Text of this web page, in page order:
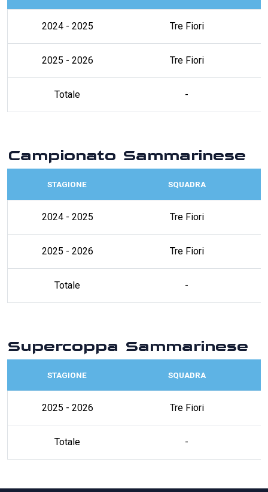
2024 - 2025 Tre Fiori
2025 - 2026 Tre Fiori
Totale -
Campionato Sammarinese
STAGIONE SQUADRA
2024 - 2025 Tre Fiori
2025 - 2026 Tre Fiori
Totale -
Supercoppa Sammarinese
STAGIONE SQUADRA
2025 - 2026 Tre Fiori
Totale -